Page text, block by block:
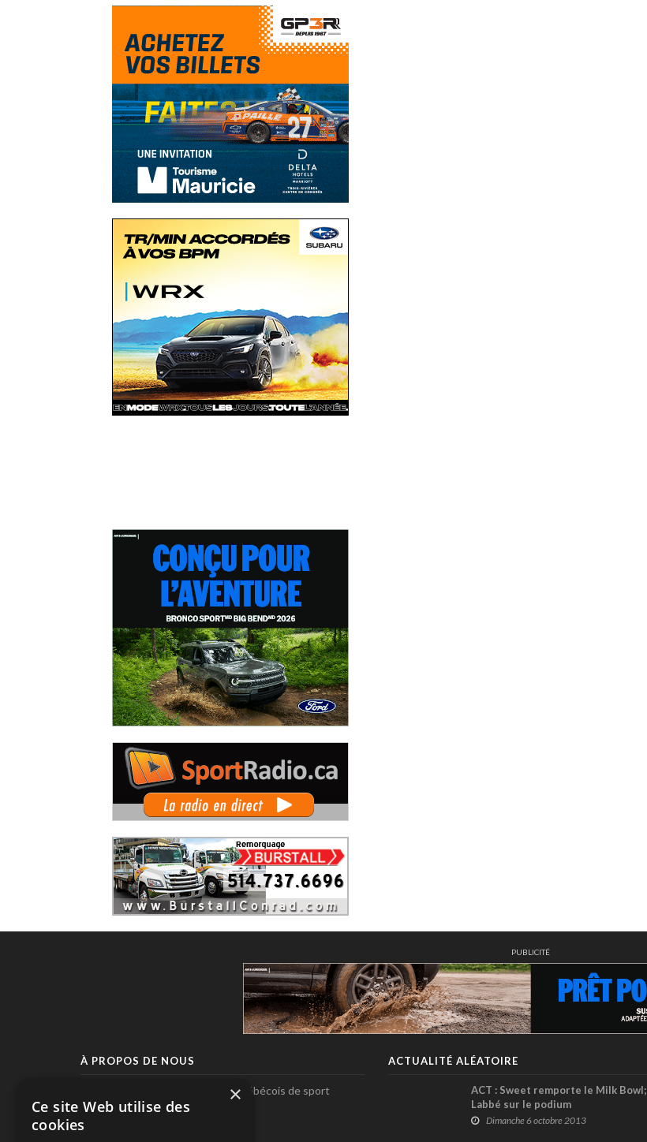
PUBLICITÉ
À PROPOS DE NOUS
Pole-Position, le seul magazine québécois de sport
automobile.
SUIVEZ-NOUS
ACTUALITÉ ALÉATOIRE
ACT : Sweet remporte le Milk Bowl;
Labbé sur le podium
Dimanche 6 octobre 2013
×
Ce site Web utilise des
cookies